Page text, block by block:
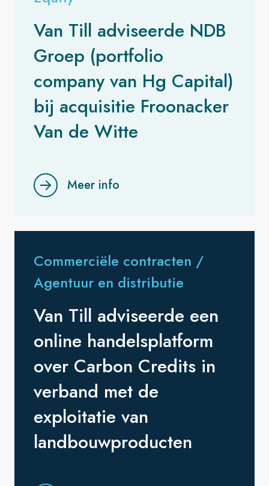
Van Till adviseerde NDB
Groep (portfolio
company van Hg Capital)
bij acquisitie Froonacker
Van de Witte
Meer info
Commerciële contracten /
Agentuur en distributie
Van Till adviseerde een
online handelsplatform
over Carbon Credits in
verband met de
exploitatie van
landbouwproducten